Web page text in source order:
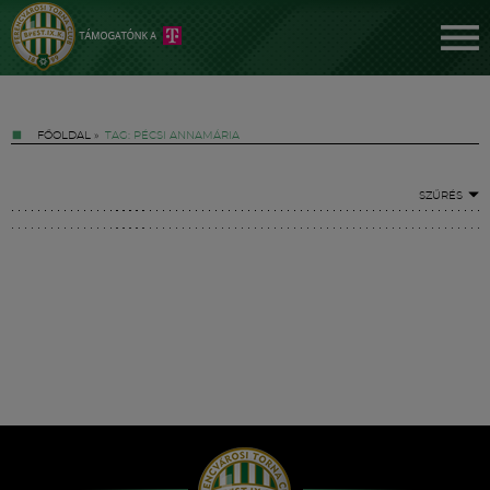
FŐOLDAL » TAG: PÉCSI ANNAMÁRIA
SZŰRÉS
Hírek